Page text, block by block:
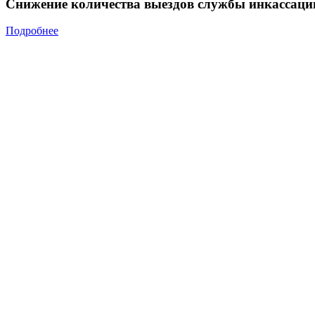
Снижение количества выездов службы
Подробнее